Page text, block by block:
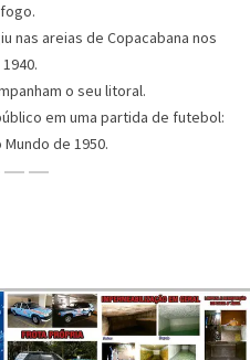
nas areias de Copacabana nos
o seu litoral.
em uma partida de futebol:
de 1950.